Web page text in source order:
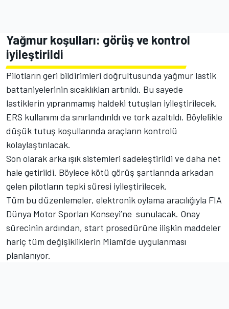
Yağmur koşulları: görüş ve kontrol
iyileştirildi
Pilotların geri bildirimleri doğrultusunda yağmur lastik
battaniyelerinin sıcaklıkları artırıldı. Bu sayede
lastiklerin yıpranmamış haldeki tutuşları iyileştirilecek.
ERS kullanımı da sınırlandırıldı ve tork azaltıldı. Böylelikle
düşük tutuş koşullarında araçların kontrolü
kolaylaştırılacak.
Son olarak arka ışık sistemleri sadeleştirildi ve daha net
hale getirildi. Böylece kötü görüş şartlarında arkadan
gelen pilotların tepki süresi iyileştirilecek.
Tüm bu düzenlemeler, elektronik oylama aracılığıyla FIA
Dünya Motor Sporları Konseyi’ne sunulacak. Onay
sürecinin ardından, start prosedürüne ilişkin maddeler
hariç tüm değişikliklerin Miami’de uygulanması
planlanıyor.